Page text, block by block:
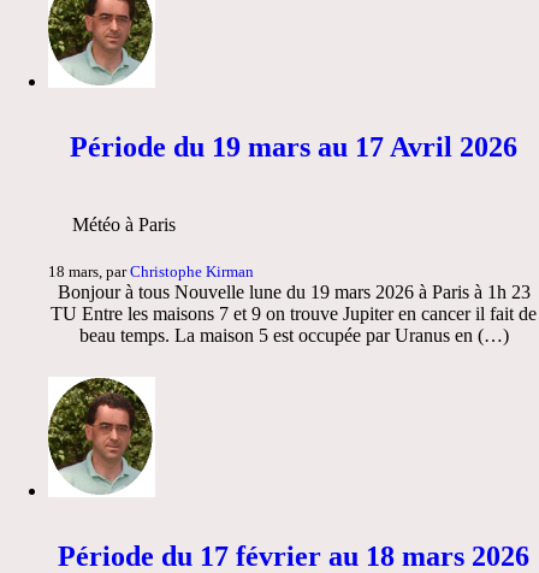
Période du 19 mars au 17 Avril 2026
Météo à Paris
18 mars, parChristophe Kirman
Bonjour à tous Nouvelle lune du 19 mars 2026 à Paris à 1h 23
TU Entre les maisons 7 et 9 on trouve Jupiter en cancer il fait de
beau temps. La maison 5 est occupée par Uranus en (…)
Période du 17 février au 18 mars 2026